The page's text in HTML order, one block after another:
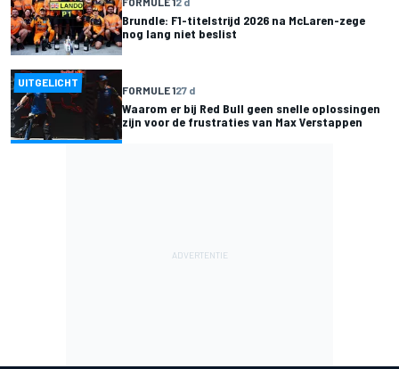
Brundle: F1-titelstrijd 2026 na McLaren-zege
nog lang niet beslist
UITGELICHT
FORMULE 127 d
Waarom er bij Red Bull geen snelle oplossingen
zijn voor de frustraties van Max Verstappen